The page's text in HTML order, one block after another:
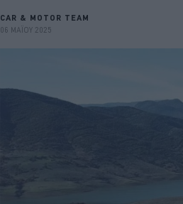
CAR & MOTOR TEAM
06 ΜΑΪΟΥ 2025